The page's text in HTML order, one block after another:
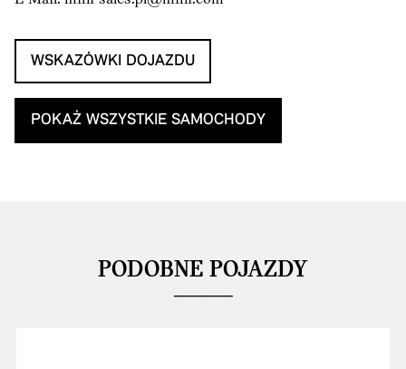
WSKAZÓWKI DOJAZDU
POKAŻ WSZYSTKIE SAMOCHODY
PODOBNE POJAZDY